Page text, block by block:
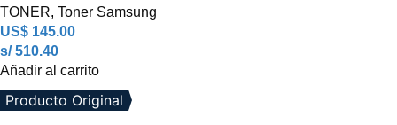
TONER, Toner Samsung
US$ 145.00
s/ 510.40
Añadir al carrito
Producto Original